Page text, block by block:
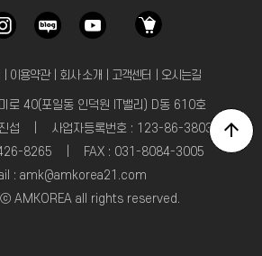
｜ 이용약관｜ 회사 소개 고객센터 오시는길
로 40(포일동 인덕원 IT밸리) D동 610호
진섭 | 사업자등록번호 : 123-86-38031
426-8265 | FAX : 031-8084-3005
: amk@amkorea21.com
AMKOREA all rights reserved.